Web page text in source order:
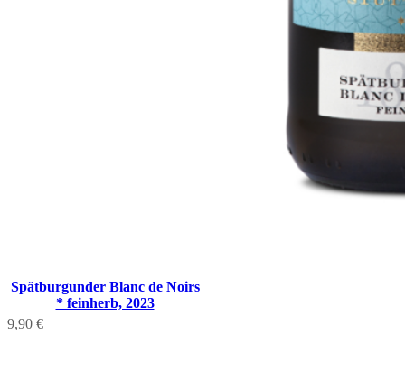
Spätburgunder Blanc de Noirs
* feinherb, 2023
9,90 €